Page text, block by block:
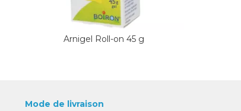
Arnigel Roll-on 45 g
Mode de livraison